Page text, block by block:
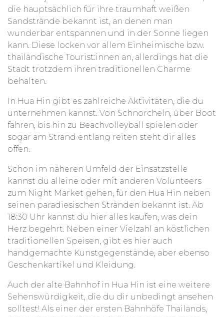
Während eines 12-wöchigen Aufenthalts
unterstützt du 8 Wochen in der Klosterschule und
anschließend 4 Wochen in einer lokalen
thailändischen Schule mit Schulkindern.
Englisch als Weltsprache spielt auch in Thailand
eine bedeutsame Rolle und speziell für Kinder hat
es einen großen Einfluss auf ihre beruflichen
Aussichten. Je besser die Englischkenntnisse,
desto höher ist die Chance, einen guten Job zu
bekommen und somit der Armut zu entfliehen.
eine wichtige Fähigkeit, um mit Ausländer:innen
kommunizieren zu können.
Die Organisation in Hua Hin setzt sich dafür ein,
dass sozial benachteiligte Kinder, wie Waisen und
Kinder mit Migrationshintergrund, aber auch
Mitglieder der Klöster, wie Mönche, Novizen und
Nonnen mit Hilfe von Volunteers Englisch lernen
können. Damit sollen ihnen bessere Chancen im
Ziel dieses Projekts ist es, den benachteiligten
Kindern sowie den Mönchen, Novizen und
die hauptsächlich für ihre traumhaft weißen
Sandstrände bekannt ist, an denen man
wunderbar entspannen und in der Sonne liegen
kann. Diese locken vor allem Einheimische bzw.
thailändische Tourist:innen an, allerdings hat die
Stadt trotzdem ihren traditionellen Charme
behalten.
In Hua Hin gibt es zahlreiche Aktivitäten, die du
unternehmen kannst. Von Schnorcheln, über Boot
fahren, bis hin zu Beachvolleyball spielen oder
sogar am Strand entlang reiten steht dir alles
offen.
Schon im näheren Umfeld der Einsatzstelle
kannst du alleine oder mit anderen Volunteers
zum Night Market gehen, für den Hua Hin neben
seinen paradiesischen Stränden bekannt ist Ab
18:30 Uhr kannst du hier alles kaufen, was dein
Herz begehrt. Neben einer Vielzahl an köstlichen
traditionellen Speisen, gibt es hier auch
handgemachte Kunstgegenstände, aber ebenso
Geschenkartikel und Kleidung.
Auch der alte Bahnhof in Hua Hin ist eine weitere
Sehenswürdigkeit, die du dir unbedingt ansehen
solltest! Als einer der ersten Bahnhöfe Thailands,